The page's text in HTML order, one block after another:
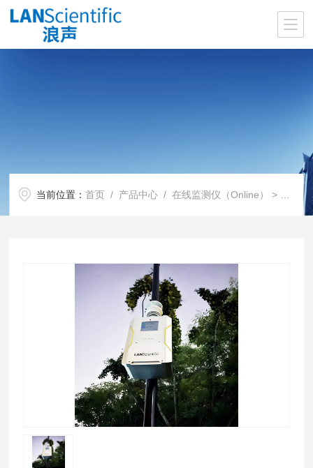
当前位置：首页 / 产品中心 /在线监测仪（Online） > 环境